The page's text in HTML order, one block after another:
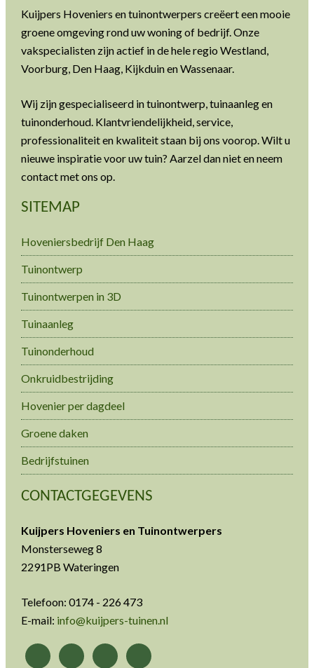
Kuijpers Hoveniers en tuinontwerpers creëert een mooie
groene omgeving rond uw woning of bedrijf. Onze
vakspecialisten zijn actief in de hele regio Westland,
Voorburg, Den Haag, Kijkduin en Wassenaar.
Wij zijn gespecialiseerd in tuinontwerp, tuinaanleg en
tuinonderhoud. Klantvriendelijkheid, service,
professionaliteit en kwaliteit staan bij ons voorop. Wilt u
nieuwe inspiratie voor uw tuin? Aarzel dan niet en neem
contact met ons op.
SITEMAP
Hoveniersbedrijf Den Haag
Tuinontwerp
Tuinontwerpen in 3D
Tuinaanleg
Tuinonderhoud
Onkruidbestrijding
Hovenier per dagdeel
Groene daken
Bedrijfstuinen
CONTACTGEGEVENS
Kuijpers Hoveniers en Tuinontwerpers
Monsterseweg 8
2291PB Wateringen
Telefoon: 0174 - 226 473
E-mail: info@kuijpers-tuinen.nl